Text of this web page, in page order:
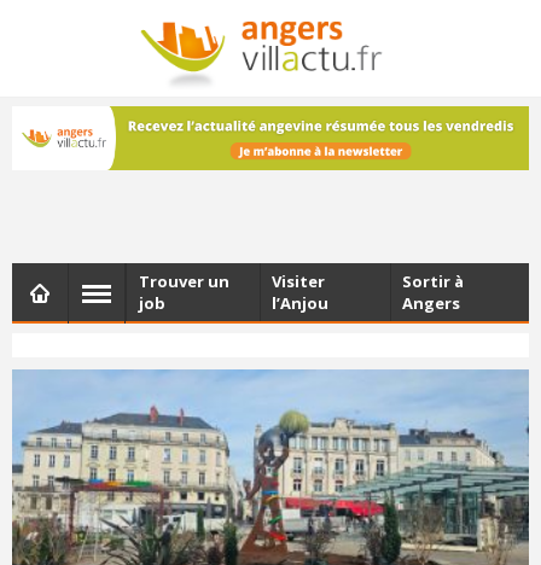
NEWSLETTER
Les dernières actualités d'Angers, chaque vendredi dans
votre boîte e-mail
Trouver un
job
Visiter
l’Anjou
Sortir à
Angers